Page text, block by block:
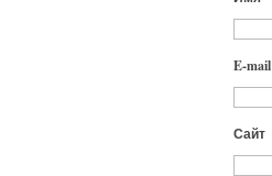
E-mail
Сайт